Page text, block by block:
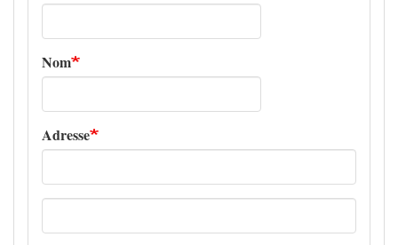
Nom
Adresse
Adresse